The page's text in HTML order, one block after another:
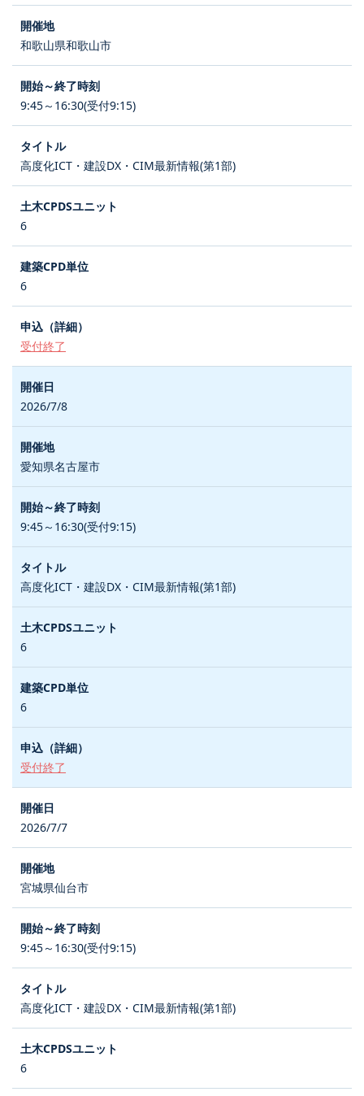
和歌山県和歌山市
9:45～16:30(受付9:15)
高度化ICT・建設DX・CIM最新情報(第1部)
6
6
受付終了
2026/7/8
愛知県名古屋市
9:45～16:30(受付9:15)
高度化ICT・建設DX・CIM最新情報(第1部)
6
6
受付終了
2026/7/7
宮城県仙台市
9:45～16:30(受付9:15)
高度化ICT・建設DX・CIM最新情報(第1部)
6